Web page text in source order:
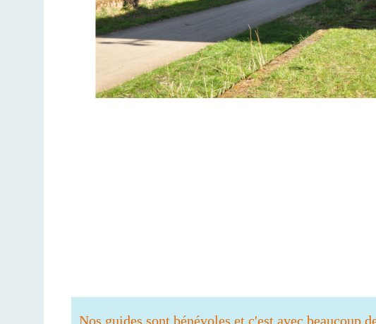
Nos guides sont bénévoles etc'est avec beaucoup